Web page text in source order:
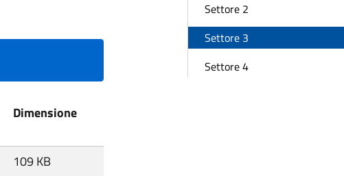
Dimensione
109 KB
Settore 2
Settore 3
Settore 4